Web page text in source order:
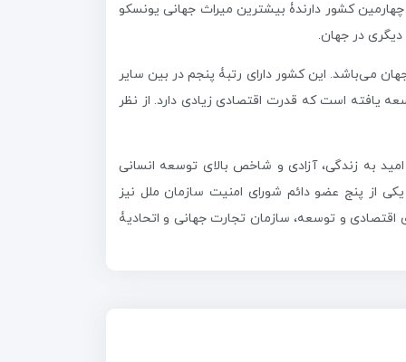
کشور دارندۀ بیشترین میراث جهانی یونسکو
می‌باشد. این کشور دارای رتبۀ پنجم در بین سایر
یافته است که قدرت اقتصادی زیادی دارد. از نظر
امید به زندگی، آزادی و شاخص بالای توسعه انسانی
از پنج عضو دائم شورای امنیت سازمان ملل نیز
اقتصادی و توسعه، سازمان تجارت جهانی و اتحادیۀ